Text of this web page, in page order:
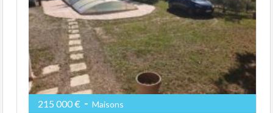
215 000 € - Maisons